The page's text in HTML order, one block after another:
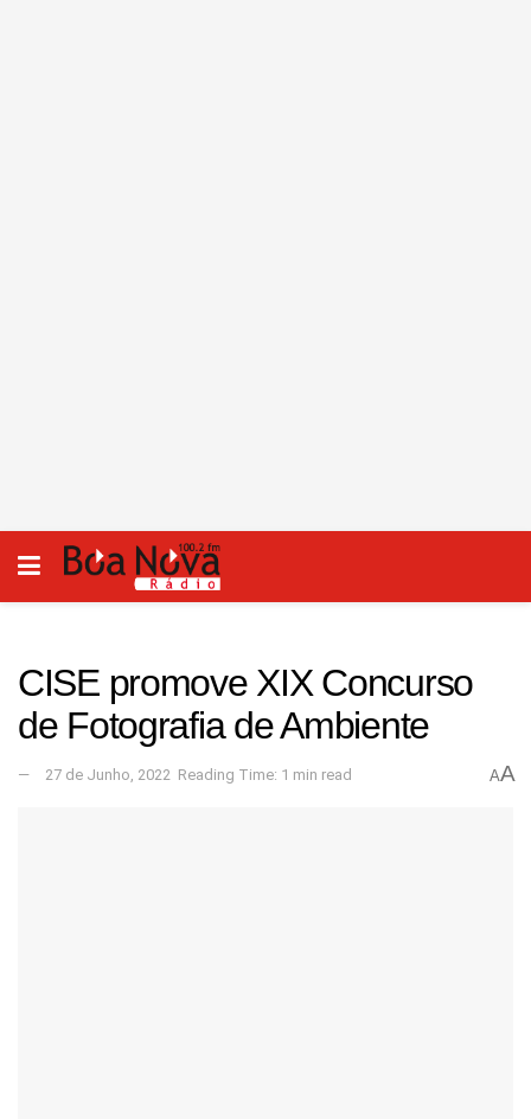
CISE promove XIX Concurso
de Fotografia de Ambiente
27 de Junho, 2022 Reading Time: 1 min read AA